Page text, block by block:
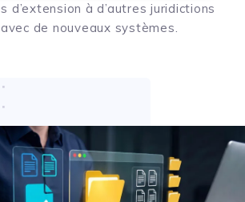
d’extension à d’autres juridictions
de nouveaux systèmes.